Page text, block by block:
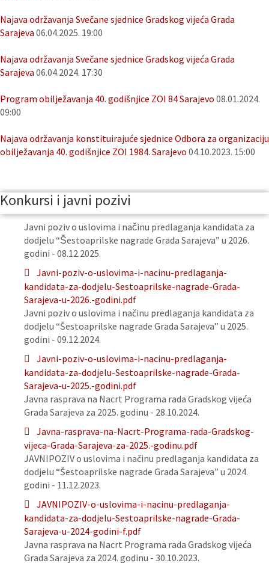
Najava održavanja Svečane sjednice Gradskog vijeća Grada
Sarajeva 06.04.2025. 19:00
Najava održavanja Svečane sjednice Gradskog vijeća Grada
Sarajeva 06.04.2024. 17:30
Program obilježavanja 40. godišnjice ZOI 84 Sarajevo 08.01.2024.
09:00
Najava održavanja konstituirajuće sjednice Odbora za organizaciju
obilježavanja 40. godišnjice ZOI 1984. Sarajevo 04.10.2023. 15:00
Konkursi i javni pozivi
Javni poziv o uslovima i načinu predlaganja kandidata za
dodjelu “Šestoaprilske nagrade Grada Sarajeva” u 2026.
godini - 08.12.2025.
Javni-poziv-o-uslovima-i-nacinu-predlaganja-
kandidata-za-dodjelu-Sestoaprilske-nagrade-Grada-
Sarajeva-u-2026.-godini.pdf
Javni poziv o uslovima i načinu predlaganja kandidata za
dodjelu “Šestoaprilske nagrade Grada Sarajeva” u 2025.
godini - 09.12.2024.
Javni-poziv-o-uslovima-i-nacinu-predlaganja-
kandidata-za-dodjelu-Sestoaprilske-nagrade-Grada-
Sarajeva-u-2025.-godini.pdf
Javna rasprava na Nacrt Programa rada Gradskog vijeća
Grada Sarajeva za 2025. godinu - 28.10.2024.
Javna-rasprava-na-Nacrt-Programa-rada-Gradskog-
vijeca-Grada-Sarajeva-za-2025.-godinu.pdf
JAVNIPOZIV o uslovima i načinu predlaganja kandidata za
dodjelu “Šestoaprilske nagrade Grada Sarajeva” u 2024.
godini - 11.12.2023.
JAVNIPOZIV-o-uslovima-i-nacinu-predlaganja-
kandidata-za-dodjelu-Sestoaprilske-nagrade-Grada-
Sarajeva-u-2024-godini-f.pdf
Javna rasprava na Nacrt Programa rada Gradskog vijeća
Grada Sarajeva za 2024. godinu - 30.10.2023.